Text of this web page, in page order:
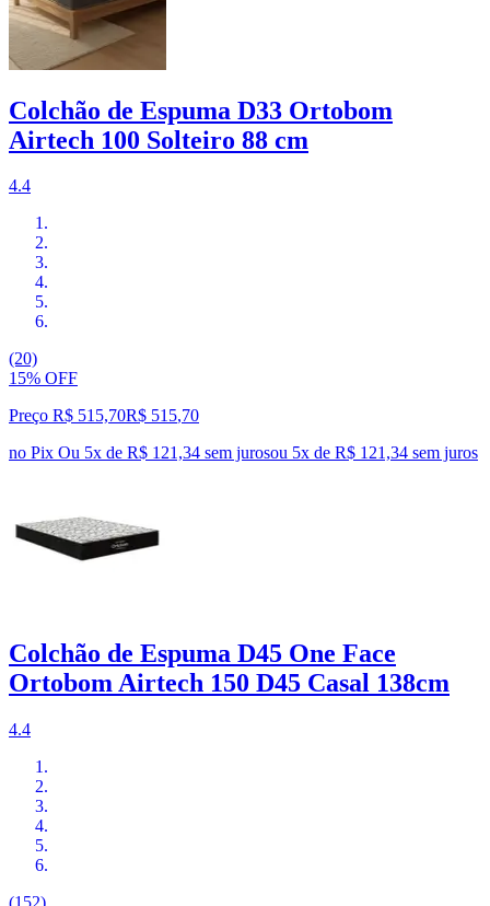
Colchão de Espuma D33 Ortobom
Airtech 100 Solteiro 88 cm
4.4
(20)
15% OFF
Preço R$ 515,70R$ 515,70
no Pix Ou 5x de R$ 121,34 sem jurosou 5x de R$ 121,34 sem juros
Colchão de Espuma D45 One Face
Ortobom Airtech 150 D45 Casal 138cm
4.4